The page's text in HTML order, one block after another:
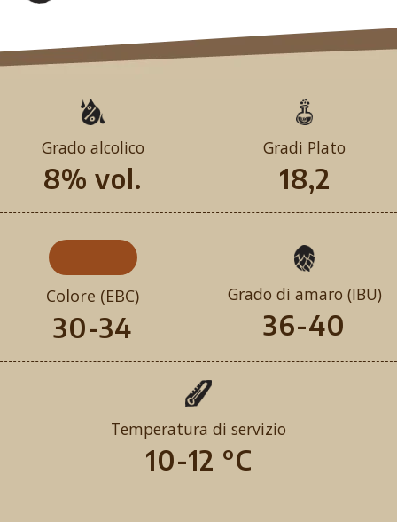
Grado alcolico
8% vol.
Gradi Plato
18,2
Colore (EBC)
30-34
Grado di amaro (IBU)
36-40
Temperatura di servizio
10-12 °C